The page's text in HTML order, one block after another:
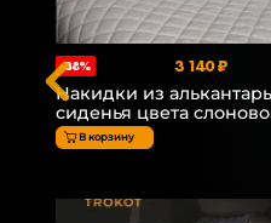
-38% 3 140 ₽
Накидки из
сиденья цвета
В корзину